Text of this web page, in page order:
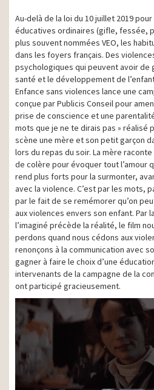
Au-delà de la loi du 10 juillet 2019
éducatives ordinaires (gifle, fessée,
plus souvent nommées VEO, les
dans les foyers français. Des
psychologiques qui peuvent avoir de
santé et le développement de
Enfance sans violences lance une
conçue par Publicis Conseil pour
prise de conscience et une
mots que je ne te dirais pas » réalisé
scène une mère et son petit garçon
lors du repas du soir. La mère
de colère pour évoquer tout l’amour
rend plus forts pour la surmonter,
avec la violence. C’est par les mots,
par le fait de se remémorer qu’on
aux violences envers son enfant. Par
l’imaginé précède la réalité, le film
perdons quand nous cédons aux
renonçons à la communication avec
gagner à faire le choix d’une
intervenants de la campagne de la
ont participé gracieusement.